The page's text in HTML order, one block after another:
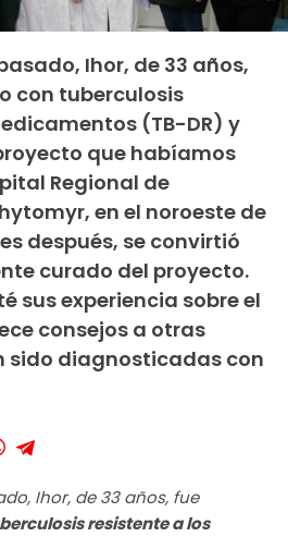
Ihor, de 33 años,
con tuberculosis
(TB-DR) y
que habíamos
Regional de
en el noroeste de
después, se convirtió
curado del proyecto.
sus experiencia sobre el
consejos a otras
sido diagnosticadas con
Ihor, de 33 años, fue
resistente a los